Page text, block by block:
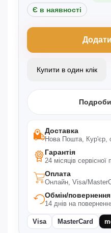
Є в наявності
Купити в один клік
Доставка
Нова Пошта, Кур'єр,
Гарантія
24 місяців сервісної
Оплата
Онлайн, Visa/
Обмін/повернення
14 днів на
Visa MasterCard